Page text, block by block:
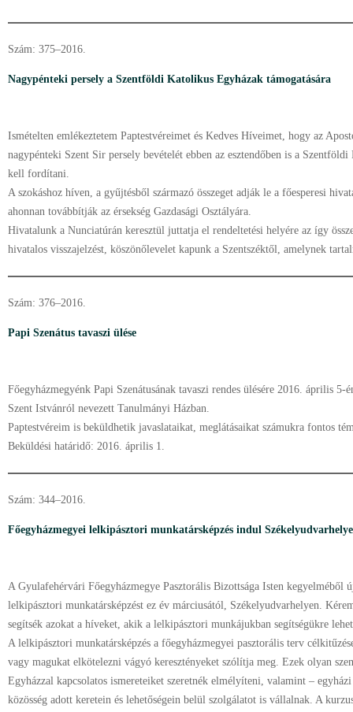
Szám: 375–2016.
Nagypénteki persely a Szentföldi Katolikus Egyházak támogatására
Ismételten emlékeztetem Paptestvéreimet és Kedves Híveimet, hogy az
nagypénteki Szent Sir persely bevételét ebben az esztendőben is a
kell fordítani.
A szokáshoz híven, a gyűjtésből származó összeget adják le a főesperesi
ahonnan továbbítják az érsekség Gazdasági Osztályára.
Hivatalunk a Nunciatúrán keresztül juttatja el rendeltetési helyére az így
hivatalos visszajelzést, köszönőlevelet kapunk a Szentszéktől, amelynek
Szám: 376–2016.
Papi Szenátus tavaszi ülése
Főegyházmegyénk Papi Szenátusának tavaszi rendes ülésére 2016. április
Szent Istvánról nevezett Tanulmányi Házban.
Paptestvéreim is beküldhetik javaslataikat, meglátásaikat számukra fontos
Beküldési határidő: 2016. április 1.
Szám: 344–2016.
Főegyházmegyei lelkipásztori munkatársképzés indul
A Gyulafehérvári Főegyházmegye Pasztorális Bizottsága Isten kegyelméből
lelkipásztori munkatársképzést ez év márciusától, Székelyudvarhelyen.
segítsék azokat a híveket, akik a lelkipásztori munkájukban segítségükre
A lelkipásztori munkatársképzés a főegyházmegyei pasztorális terv
vagy magukat elkötelezni vágyó keresztényeket szólítja meg. Ezek olyan
Egyházzal kapcsolatos ismereteiket szeretnék elmélyíteni, valamint –
közösség adott keretein és lehetőségein belül szolgálatot is vállalnak. A